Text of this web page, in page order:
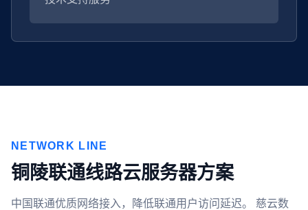
NETWORK LINE
铜陵联通线路云服务器方案
中国联通优质网络接入，降低联通用户访问延迟。 慈云数